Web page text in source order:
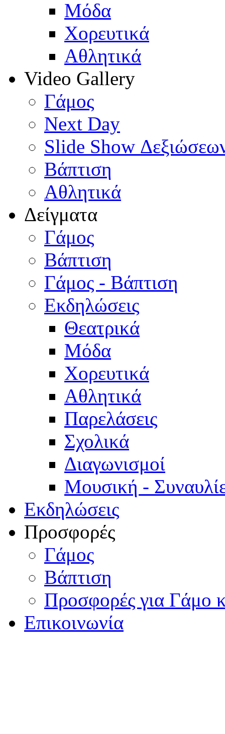
Μόδα
Χορευτικά
Αθλητικά
Video Gallery
Γάμος
Next Day
Slide Show
Βάπτιση
Αθλητικά
Δείγματα
Γάμος
Βάπτιση
Γάμος - Βάπτιση
Εκδηλώσεις
Θεατρικά
Μόδα
Χορευτικά
Αθλητικά
Παρελάσεις
Σχολικά
Διαγωνισμοί
Μουσική -
Εκδηλώσεις
Προσφορές
Γάμος
Βάπτιση
Προσφορές για Γάμο
Επικοινωνία